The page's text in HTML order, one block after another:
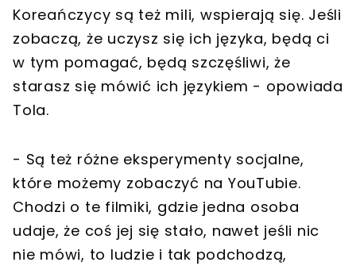
Koreańczycy są też mili, wspierają się. Jeśli
zobaczą, że uczysz się ich języka, będą ci
w tym pomagać, będą szczęśliwi, że
starasz się mówić ich językiem - opowiada
Tola.
- Są też różne eksperymenty socjalne,
które możemy zobaczyć na YouTubie.
Chodzi o te filmiki, gdzie jedna osoba
udaje, że coś jej się stało, nawet jeśli nic
nie mówi, to ludzie i tak podchodzą,